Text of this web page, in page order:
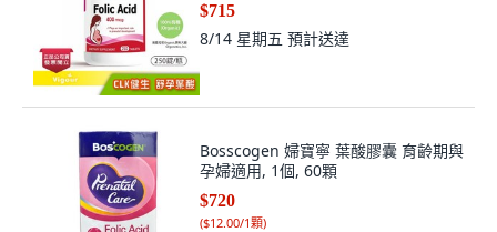
$715
8/14 星期五 預計送達
Bosscogen 婦寶寧 葉酸膠囊 育齡期與
孕婦適用, 1個, 60顆
$720
($12.00/1顆)